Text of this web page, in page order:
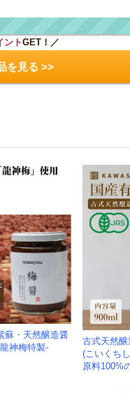
ントGET！／
を見る >>
蘇・天然醸造醤
神梅特製-
古式天然
(こいくち
原料100%